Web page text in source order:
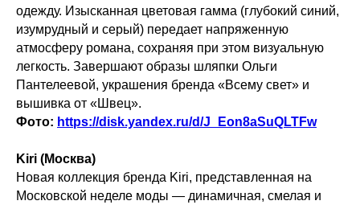
одежду. Изысканная цветовая гамма (глубокий синий,
изумрудный и серый) передает напряженную
атмосферу романа, сохраняя при этом визуальную
легкость. Завершают образы шляпки Ольги
Пантелеевой, украшения бренда «Всему свет» и
вышивка от «Швец».
Фото: https://disk.yandex.ru/d/J_Eon8aSuQLTFw
Kiri (Москва)
Новая коллекция бренда Kiri, представленная на
Московской неделе моды — динамичная, смелая и